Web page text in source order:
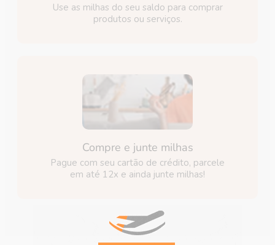
Use as milhas do seu saldo para comprar
produtos ou serviços.
Compre e junte milhas
Pague com seu cartão de crédito, parcele
em até 12x e ainda junte milhas!